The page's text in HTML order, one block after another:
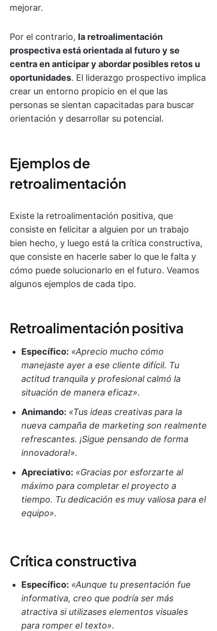
mejorar.
Por el contrario, la retroalimentación
prospectiva está orientada al futuro y se
centra en anticipar y abordar posibles retos u
oportunidades. El liderazgo prospectivo implica
crear un entorno propicio en el que las
personas se sientan capacitadas para buscar
orientación y desarrollar su potencial.
Ejemplos de
retroalimentación
Existe la retroalimentación positiva, que
consiste en felicitar a alguien por un trabajo
bien hecho, y luego está la crítica constructiva,
que consiste en hacerle saber lo que le falta y
cómo puede solucionarlo en el futuro. Veamos
algunos ejemplos de cada tipo.
Retroalimentación positiva
Específico: «Aprecio mucho cómo
manejaste ayer a ese cliente difícil. Tu
actitud tranquila y profesional calmó la
situación de manera eficaz».
Animando: «Tus ideas creativas para la
nueva campaña de marketing son realmente
refrescantes. ¡Sigue pensando de forma
innovadora!».
Apreciativo: «Gracias por esforzarte al
máximo para completar el proyecto a
tiempo. Tu dedicación es muy valiosa para el
equipo».
Crítica constructiva
Específico: «Aunque tu presentación fue
informativa, creo que podría ser más
atractiva si utilizases elementos visuales
para romper el texto».